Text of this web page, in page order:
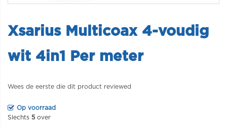
Xsarius Multicoax 4-voudig
wit 4in1 Per meter
Wees de eerste die dit product reviewed
Op voorraad
Slechts 5 over